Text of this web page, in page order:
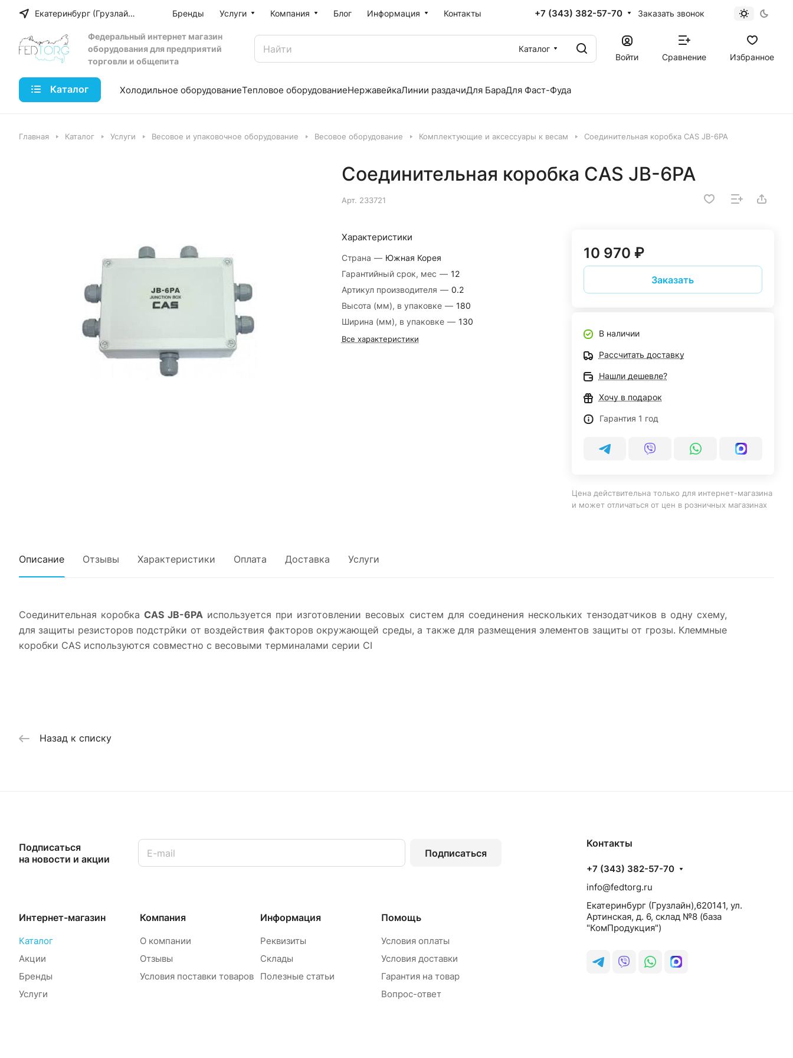
Екатеринбург (Грузлайн) Бренды Услуги Компания Блог Информация Контакты +7 (343) 382-57-70 Заказать звонок
Федеральный интернет магазин
оборудования для предприятий
торговли и общепита
Каталог
Войти
Сравнение Избранное
Каталог Холодильное оборудованиеТепловое оборудованиеНержавейкаЛинии раздачиДля БараДля Фаст-Фуда
Главная Каталог Услуги Весовое и упаковочное оборудование Весовое оборудование Комплектующие и аксессуары к весам Соединительная коробка CAS JB-6PA
Соединительная коробка CAS JB-6PA
Арт. 233721
Характеристики
Страна — Южная Корея
Гарантийный срок, мес — 12
Артикул производителя — 0.2
Высота (мм), в упаковке — 180
Ширина (мм), в упаковке — 130
Все характеристики
10 970 ₽
Заказать
В наличии
Рассчитать доставку
Нашли дешевле?
Хочу в подарок
Гарантия 1 год
Цена действительна только для интернет-магазина
и может отличаться от цен в розничных магазинах
Описание Отзывы Характеристики Оплата Доставка Услуги
Соединительная коробкаCAS JB-6PA используется при изготовлении весовых систем для соединения нескольких тензодатчиков в одну схему,
для защиты резисторов подстрйки от воздействия факторов окружающей среды, а также для размещения элементов защиты от грозы. Клеммные
коробки CAS используются совместно с весовыми терминалами серии CI
Назад к списку
Подписаться
на новости и акции
Подписаться
Интернет-магазин
Каталог
Акции
Бренды
Услуги
Компания
О компании
Отзывы
Условия поставки товаров
Информация
Реквизиты
Склады
Полезные статьи
Помощь
Условия оплаты
Условия доставки
Гарантия на товар
Вопрос-ответ
Контакты
+7 (343) 382-57-70
info@fedtorg.ru
Екатеринбург (Грузлайн),620141, ул.
Артинская, д. 6, склад №8 (база
"КомПродукция")